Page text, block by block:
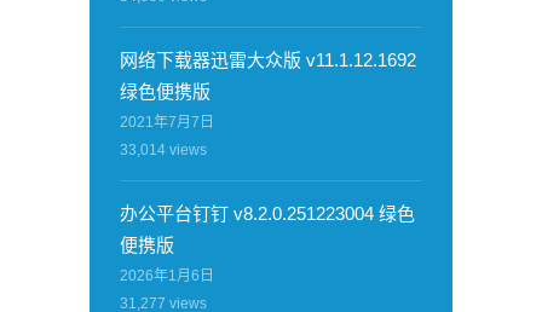
网络下载器迅雷大众版 v11.1.12.1692
绿色便携版
2021年7月7日
33,014 views
办公平台钉钉 v8.2.0.251223004 绿色
便携版
2026年1月6日
31,277 views